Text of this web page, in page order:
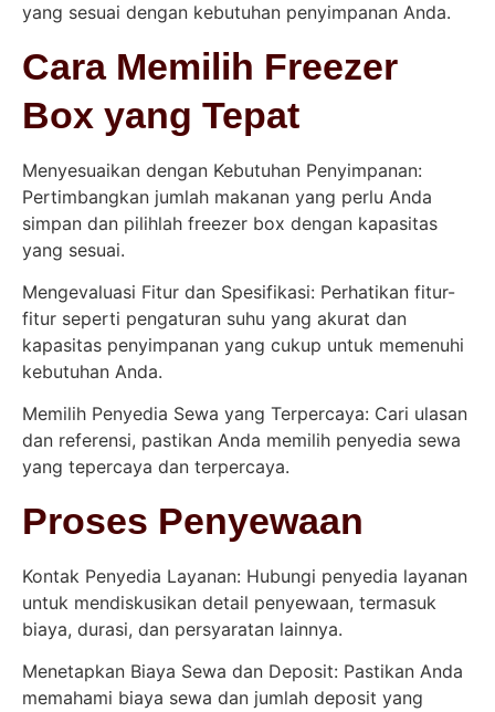
yang sesuai dengan kebutuhan penyimpanan Anda.
Cara Memilih Freezer
Box yang Tepat
Menyesuaikan dengan Kebutuhan Penyimpanan:
Pertimbangkan jumlah makanan yang perlu Anda
simpan dan pilihlah freezer box dengan kapasitas
yang sesuai.
Mengevaluasi Fitur dan Spesifikasi: Perhatikan fitur-
fitur seperti pengaturan suhu yang akurat dan
kapasitas penyimpanan yang cukup untuk memenuhi
kebutuhan Anda.
Memilih Penyedia Sewa yang Terpercaya: Cari ulasan
dan referensi, pastikan Anda memilih penyedia sewa
yang tepercaya dan terpercaya.
Proses Penyewaan
Kontak Penyedia Layanan: Hubungi penyedia layanan
untuk mendiskusikan detail penyewaan, termasuk
biaya, durasi, dan persyaratan lainnya.
Menetapkan Biaya Sewa dan Deposit: Pastikan Anda
memahami biaya sewa dan jumlah deposit yang